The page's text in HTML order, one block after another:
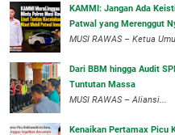
‎KAMMI: Jangan Ada
Patwal yang Merenggut
‎MUSI RAWAS – Ketua
Dari BBM hingga Audit
Tuntutan Massa
MUSI RAWAS – Aliansi...
‎Kenaikan Pertamax Picu